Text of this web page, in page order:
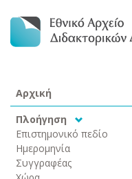
Αρχική
Πλοήγηση
Επιστημονικό πεδίο
Ημερομηνία
Συγγραφέας